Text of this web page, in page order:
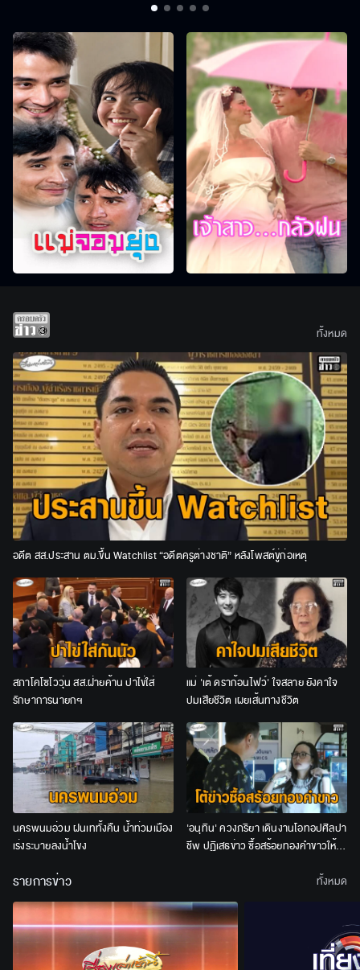
อดีต สส.ประสาน ตม.ขึ้น Watchlist “อดีตครูต่างชาติ” หลังโพสต์ขู่ก่อเหตุ
สภาโคโซโววุ่น สส.ฝ่ายค้าน ปาไข่ใส่
รักษาการนายกฯ
แม่ 'เต้ ดราก้อนไฟว์' ใจสลาย ยังคาใจ
ปมเสียชีวิต เผยเส้นทางชีวิต
นครพนมอ่วม ฝนเททั้งคืน น้ำท่วมเมือง
เร่งระบายลงน้ำโขง
'อนุทิน' ควงภริยา เดินงานโอทอปศิลปา
ชีพ ปฏิเสธข่าว ซื้อสร้อยทองคำขาวให้
ทั้งหมด
รายการข่าว ทั้งหมด